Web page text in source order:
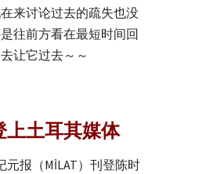
来讨论过去的疏失也没
往前方看在最短时间回
让它过去～～
上土耳其媒体
元报（MİLAT）刊登陈时